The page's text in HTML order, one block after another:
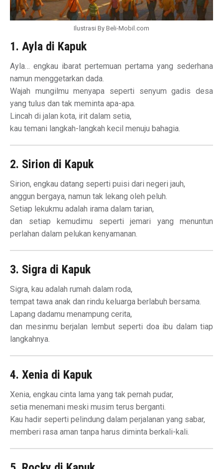
Ilustrasi By Beli-Mobil.com
1. Ayla di Kapuk
Ayla… engkau ibarat pertemuan pertama yang sederhana
namun menggetarkan dada.
Wajah mungilmu menyapa seperti senyum gadis desa
yang tulus dan tak meminta apa-apa.
Lincah di jalan kota, irit dalam setia,
kau temani langkah-langkah kecil menuju bahagia.
2. Sirion di Kapuk
Sirion, engkau datang seperti puisi dari negeri jauh,
anggun bergaya, namun tak lekang oleh peluh.
Setiap lekukmu adalah irama dalam tarian,
dan setiap kemudimu seperti jemari yang menuntun
perlahan dalam pelukan kenyamanan.
3. Sigra di Kapuk
Sigra, kau adalah rumah dalam roda,
tempat tawa anak dan rindu keluarga berlabuh bersama.
Lapang dadamu menampung cerita,
dan mesinmu berjalan lembut seperti doa ibu dalam tiap
langkahnya.
4. Xenia di Kapuk
Xenia, engkau cinta lama yang tak pernah pudar,
setia menemani meski musim terus berganti.
Kau hadir seperti pelindung dalam perjalanan yang sabar,
memberi rasa aman tanpa harus diminta berkali-kali.